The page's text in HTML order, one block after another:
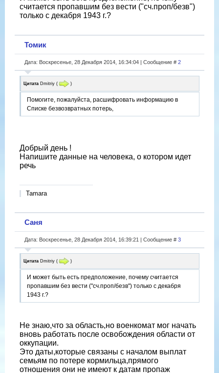
считается пропавшим без вести ("сч.проп/безв")
только с декабря 1943 г.?
Томик
Дата: Воскресенье, 28 Декабря 2014, 16:34:04 | Сообщение # 2
Цитата Dmitriy ( )
Помогите, пожалуйста, расшифровать информацию в
Списке безвозвратных потерь,
Добрый день !
Напишите данные на человека, о котором идет
речь
Tamara
Саня
Дата: Воскресенье, 28 Декабря 2014, 16:39:21 | Сообщение # 3
Цитата Dmitriy ( )
И может быть есть предположение, почему считается
пропавшим без вести ("сч.проп/безв") только с декабря
1943 г.?
Не знаю,что за область,но военкомат мог начать
вновь работать после освобождения области от
оккупации.
Это даты,которые связаны с началом выплат
семьям по потере кормильца,прямого
отношения они не имеют к датам пропаж